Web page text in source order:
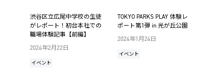
2024年2月22日
イベント
渋谷区立広尾中学校の生徒
がレポート！初台本社での
職場体験記事【前編】
2024年1月24日
イベント
TOKYO PARKS PLAY 体験レ
ポート第1弾 in 光が丘公園